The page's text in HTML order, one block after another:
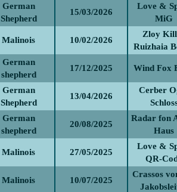
German
Shepherd
15/03/2026
Love &
MiG
Malinois 10/02/2026
Zloy
Ruizhaia
German
shepherd
17/12/2025 Wind Fox
German
Shepherd
13/04/2026
Cerber
German
shepherd
20/08/2025
Radar fon
Haus
Malinois 27/05/2025
Love &
QR-
Malinois 10/07/2025
Crassos